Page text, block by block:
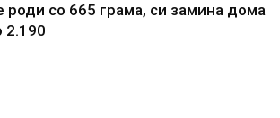
роди со 665 грама, си замина дома
2.190